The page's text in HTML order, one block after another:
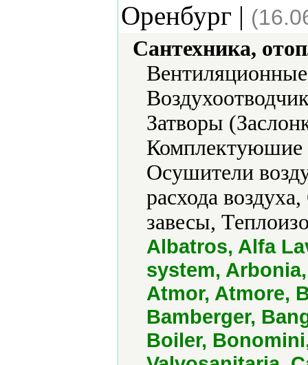
Оренбург |
Сантехника,
Затворы
Комплектуюшие
Осушители
расхода
завесы,
Albatros, Alfa
system,
Atmor, Atmore,
Bamberger,
Boiler,